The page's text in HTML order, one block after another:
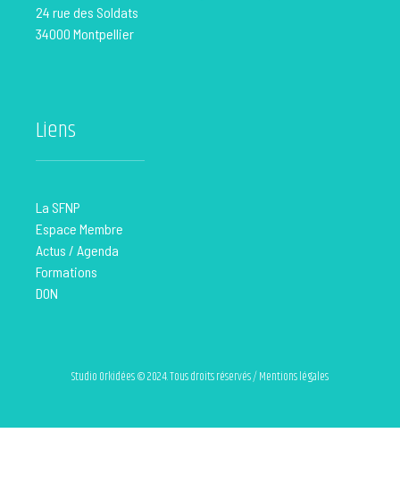
24 rue des Soldats
34000 Montpellier
Liens
La SFNP
Espace Membre
Actus / Agenda
Formations
DON
Studio Orkidées © 2024. Tous droits réservés / Mentions légales